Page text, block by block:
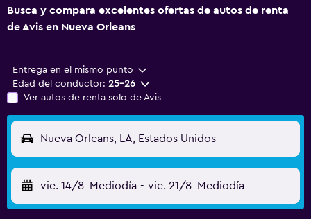
Busca y compara excelentes ofertas de autos de renta
de Avis en Nueva Orleans
Entrega en el mismo punto
Edad del conductor: 25-26
Ver autos de renta solo de Avis
Nueva Orleans, LA, Estados Unidos
vie. 14/8 Mediodía - vie. 21/8 Mediodía